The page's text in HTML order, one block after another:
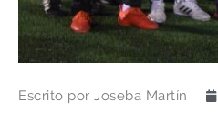
Escrito por Joseba Martín